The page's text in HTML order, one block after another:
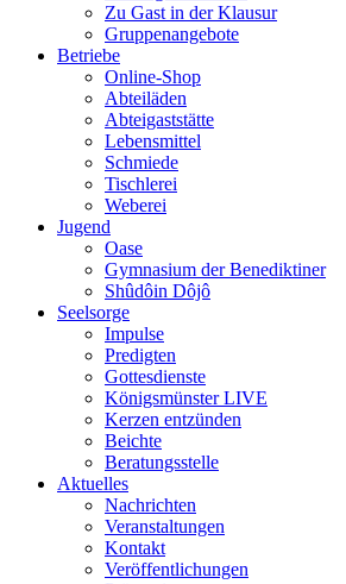
Zu Gast in der Klausur
Gruppenangebote
Betriebe
Online-Shop
Abteiläden
Abteigaststätte
Lebensmittel
Schmiede
Tischlerei
Weberei
Jugend
Oase
Gymnasium der Benediktiner
Shûdôin Dôjô
Seelsorge
Impulse
Predigten
Gottesdienste
Königsmünster LIVE
Kerzen entzünden
Beichte
Beratungsstelle
Aktuelles
Nachrichten
Veranstaltungen
Kontakt
Veröffentlichungen